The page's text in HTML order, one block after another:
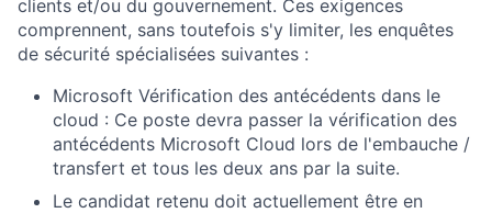
clients et/ou du gouvernement. Ces exigences
comprennent, sans toutefois s'y limiter, les enquêtes
de sécurité spécialisées suivantes :
Microsoft Vérification des antécédents dans le
cloud : Ce poste devra passer la vérification des
antécédents Microsoft Cloud lors de l'embauche /
transfert et tous les deux ans par la suite.
Le candidat retenu doit actuellement être en